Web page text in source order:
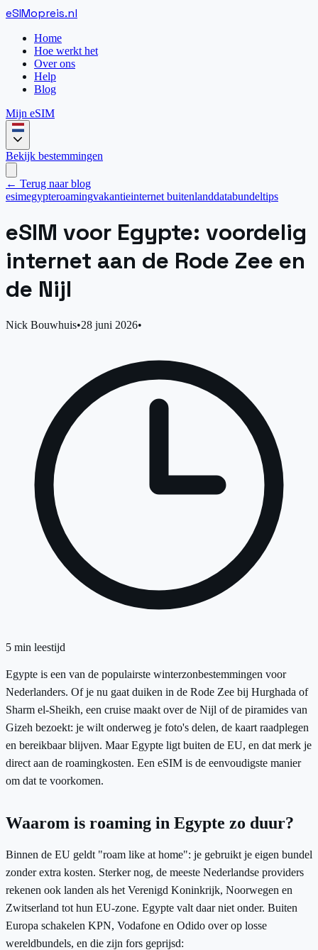
eSIMopreis.nl
Home
Hoe werkt het
Over ons
Help
Blog
Mijn eSIM
Bekijk bestemmingen
← Terug naar blog
esimegypteroamingvakantieinternet buitenlanddatabundeltips
eSIM voor Egypte: voordelig
internet aan de Rode Zee en
de Nijl
Nick Bouwhuis•28 juni 2026•
5 min leestijd
Egypte is een van de populairste winterzonbestemmingen voor
Nederlanders. Of je nu gaat duiken in de Rode Zee bij Hurghada of
Sharm el-Sheikh, een cruise maakt over de Nijl of de piramides van
Gizeh bezoekt: je wilt onderweg je foto's delen, de kaart raadplegen
en bereikbaar blijven. Maar Egypte ligt buiten de EU, en dat merk je
direct aan de roamingkosten. Een eSIM is de eenvoudigste manier
om dat te voorkomen.
Waarom is roaming in Egypte zo duur?
Binnen de EU geldt "roam like at home": je gebruikt je eigen bundel
zonder extra kosten. Sterker nog, de meeste Nederlandse providers
rekenen ook landen als het Verenigd Koninkrijk, Noorwegen en
Zwitserland tot hun EU-zone. Egypte valt daar niet onder. Buiten
Europa schakelen KPN, Vodafone en Odido over op losse
wereldbundels, en die zijn fors geprijsd: